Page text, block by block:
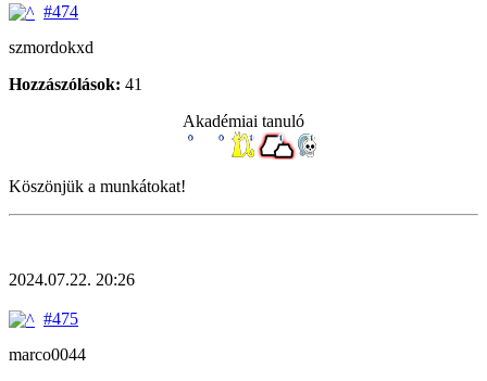
#474
szmordokxd
Hozzászólások: 41
Akadémiai tanuló
Köszönjük a munkátokat!
2024.07.22. 20:26
#475
marco0044